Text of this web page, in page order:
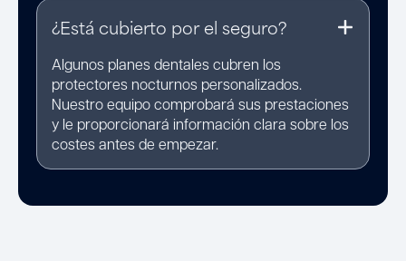
¿Está cubierto por el seguro?
Algunos planes dentales cubren los
protectores nocturnos personalizados.
Nuestro equipo comprobará sus prestaciones
y le proporcionará información clara sobre los
costes antes de empezar.